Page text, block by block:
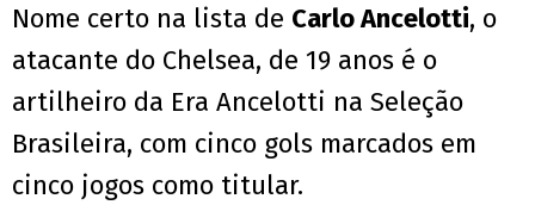
Nome certo na lista de Carlo Ancelotti, o
atacante do Chelsea, de 19 anos é o
artilheiro da Era Ancelotti na Seleção
Brasileira, com cinco gols marcados em
cinco jogos como titular.